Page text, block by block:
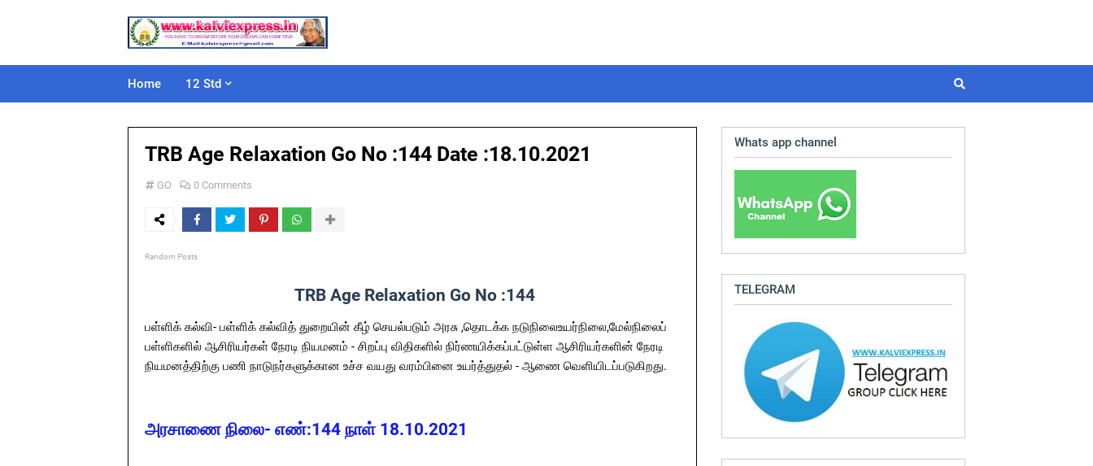
Home 12 Std
TRB Age Relaxation Go No :144 Date :18.10.2021
GO 0 Comments
Random Posts
TRB Age Relaxation Go No :144
பள்ளிக் கல்வி- பள்ளிக் கல்வித் துறையின் கீழ் செயல்படும் அரசு ,தொடக்க நடுநிலைஉயர்நிலை,மேல்நிலைப்
பள்ளிகளில் ஆசிரியர்கள் நேரடி நியமனம் - சிறப்பு விதிகளில் நிர்ணயிக்கப்பட்டுள்ள ஆசிரியர்களின் நேரடி
நியமனத்திற்கு பணி நாடுநர்களுக்கான உச்ச வயது வரம்பினை உயர்த்துதல் - ஆணை வெளியிடப்படுகிறது.
அரசாணை நிலை- எண்:144 நாள் 18.10.2021
Whats app channel
TELEGRAM